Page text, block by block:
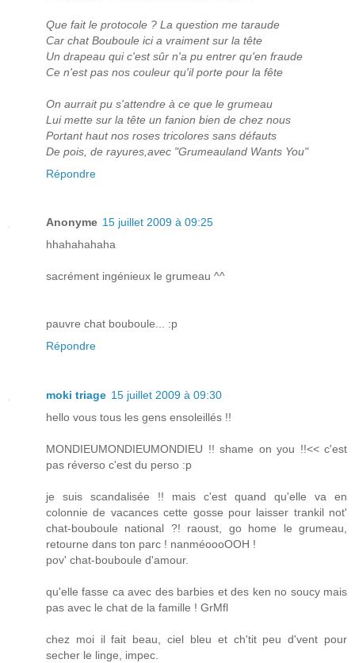
Que fait le protocole ? La question me taraude
Car chat Bouboule ici a vraiment sur la tête
Un drapeau qui c'est sûr n'a pu entrer qu'en fraude
Ce n'est pas nos couleur qu'il porte pour la fête
On aurrait pu s'attendre à ce que le grumeau
Lui mette sur la tête un fanion bien de chez nous
Portant haut nos roses tricolores sans défauts
De pois, de rayures,avec "Grumeauland Wants You"
Répondre
Anonyme 15 juillet 2009 à 09:25
hhahahahaha
sacrément ingénieux le grumeau ^^
pauvre chat bouboule... :p
Répondre
moki triage 15 juillet 2009 à 09:30
hello vous tous les gens ensoleillés !!
MONDIEUMONDIEUMONDIEU !! shame on you !!<< c'est
pas réverso c'est du perso :p
je suis scandalisée !! mais c'est quand qu'elle va en
colonnie de vacances cette gosse pour laisser trankil not'
chat-bouboule national ?! raoust, go home le grumeau,
retourne dans ton parc ! nanméoooOOH !
pov' chat-bouboule d'amour.
qu'elle fasse ca avec des barbies et des ken no soucy mais
pas avec le chat de la famille ! GrMfl
chez moi il fait beau, ciel bleu et ch'tit peu d'vent pour
secher le linge, impec.